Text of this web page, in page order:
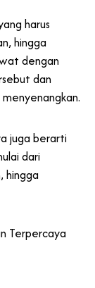
harus
hingga
dengan
dan
juga berarti
dari
hingga
Terpercaya